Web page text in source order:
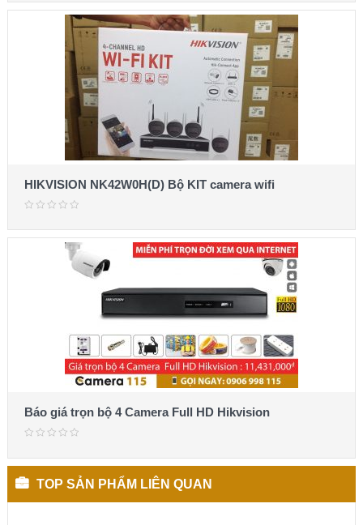
HIKVISION NK42W0H(D) Bộ KIT camera wifi
Báo giá trọn bộ 4 Camera Full HD Hikvision
TOP SẢN PHẨM LIÊN QUAN